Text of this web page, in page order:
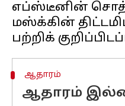
எப்ஸ்டீனின்
மஸ்க்கின்
ஆதாரம்
ஆதாரம்